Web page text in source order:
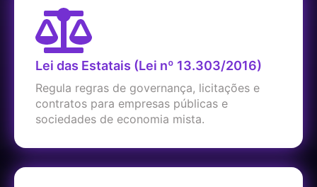
Lei das Estatais (Lei nº 13.303/2016)
Regula regras de governança, licitações e
contratos para empresas públicas e
sociedades de economia mista.